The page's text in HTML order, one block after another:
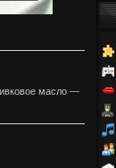
масло —